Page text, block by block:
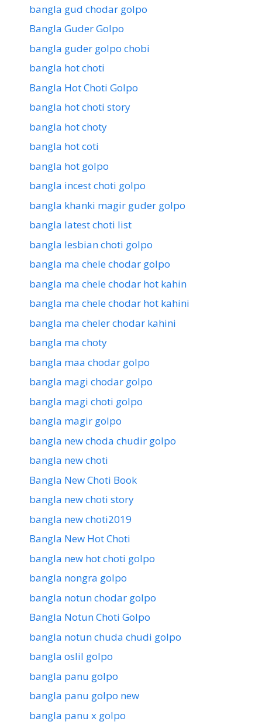
bangla gud chodar golpo
Bangla Guder Golpo
bangla guder golpo chobi
bangla hot choti
Bangla Hot Choti Golpo
bangla hot choti story
bangla hot choty
bangla hot coti
bangla hot golpo
bangla incest choti golpo
bangla khanki magir guder golpo
bangla latest choti list
bangla lesbian choti golpo
bangla ma chele chodar golpo
bangla ma chele chodar hot kahin
bangla ma chele chodar hot kahini
bangla ma cheler chodar kahini
bangla ma choty
bangla maa chodar golpo
bangla magi chodar golpo
bangla magi choti golpo
bangla magir golpo
bangla new choda chudir golpo
bangla new choti
Bangla New Choti Book
bangla new choti story
bangla new choti2019
Bangla New Hot Choti
bangla new hot choti golpo
bangla nongra golpo
bangla notun chodar golpo
Bangla Notun Choti Golpo
bangla notun chuda chudi golpo
bangla oslil golpo
bangla panu golpo
bangla panu golpo new
bangla panu x golpo